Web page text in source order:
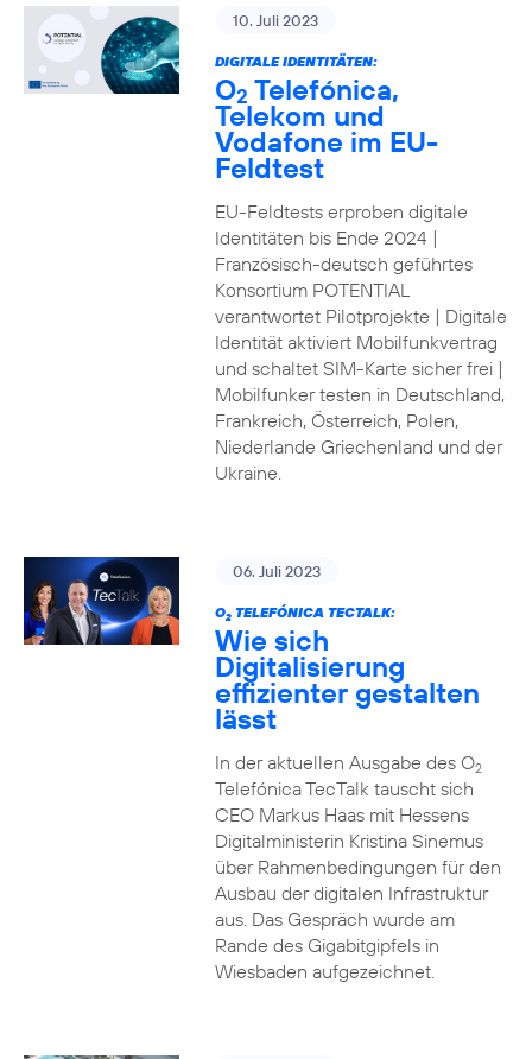
10. Juli 2023
DIGITALE IDENTITÄTEN:
O2 Telefónica,
Telekom und
Vodafone im EU-
Feldtest
EU-Feldtests erproben digitale
Identitäten bis Ende 2024 |
Französisch-deutsch geführtes
Konsortium POTENTIAL
verantwortet Pilotprojekte | Digitale
Identität aktiviert Mobilfunkvertrag
und schaltet SIM-Karte sicher frei |
Mobilfunker testen in Deutschland,
Frankreich, Österreich, Polen,
Niederlande Griechenland und der
Ukraine.
06. Juli 2023
O2TELEFÓNICA TECTALK:
Wie sich
Digitalisierung
effizienter gestalten
lässt
In der aktuellen Ausgabe des O2
Telefónica TecTalk tauscht sich
CEO Markus Haas mit Hessens
Digitalministerin Kristina Sinemus
über Rahmenbedingungen für den
Ausbau der digitalen Infrastruktur
aus. Das Gespräch wurde am
Rande des Gigabitgipfels in
Wiesbaden aufgezeichnet.